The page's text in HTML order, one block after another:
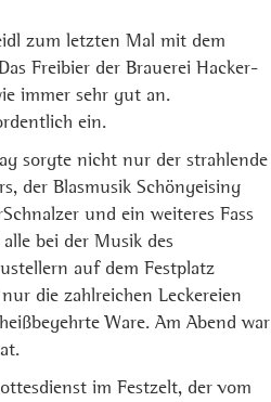
zum letzten Mal mit dem
Freibier der Brauerei Hacker-
immer sehr gut an.
ein.
sorgte nicht nur der strahlende
der Blasmusik Schöngeising
und ein weiteres Fass
bei der Musik des
auf dem Festplatz
die zahlreichen Leckereien
Ware. Am Abend war
im Festzelt, der vom